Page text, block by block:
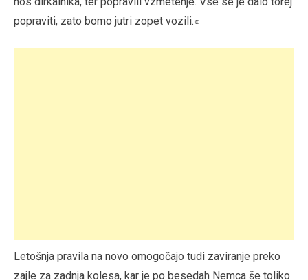
popraviti, zato bomo jutri zopet vozili.«
Letošnja pravila na novo omogočajo tudi zaviranje preko
zajle za zadnja kolesa, kar je po besedah Nemca še toliko